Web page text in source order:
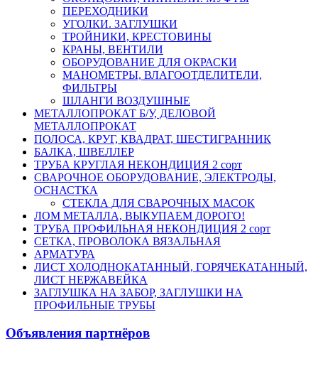
ПЕРЕХОДНИКИ
УГОЛКИ. ЗАГЛУШКИ
ТРОЙНИКИ, КРЕСТОВИНЫ
КРАНЫ, ВЕНТИЛИ
ОБОРУДОВАНИЕ ДЛЯ ОКРАСКИ
МАНОМЕТРЫ, ВЛАГООТДЕЛИТЕЛИ,
ФИЛЬТРЫ
ШЛАНГИ ВОЗДУШНЫЕ
МЕТАЛЛОПРОКАТ Б/У, ДЕЛОВОЙ
МЕТАЛЛОПРОКАТ
ПОЛОСА, КРУГ, КВАДРАТ, ШЕСТИГРАННИК
БАЛКА, ШВЕЛЛЕР
ТРУБА КРУГЛАЯ НЕКОНДИЦИЯ 2 сорт
СВАРОЧНОЕ ОБОРУДОВАНИЕ, ЭЛЕКТРОДЫ,
ОСНАСТКА
СТЕКЛА ДЛЯ СВАРОЧНЫХ МАСОК
ЛОМ МЕТАЛЛА, ВЫКУПАЕМ ДОРОГО!
ТРУБА ПРОФИЛЬНАЯ НЕКОНДИЦИЯ 2 сорт
СЕТКА, ПРОВОЛОКА ВЯЗАЛЬНАЯ
АРМАТУРА
ЛИСТ ХОЛОДНОКАТАННЫЙ, ГОРЯЧЕКАТАННЫЙ,
ЛИСТ НЕРЖАВЕЙКА
ЗАГЛУШКА НА ЗАБОР, ЗАГЛУШКИ НА
ПРОФИЛЬНЫЕ ТРУБЫ
Объявления партнёров